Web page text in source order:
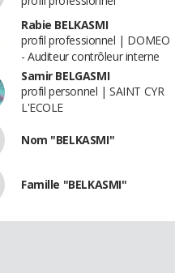
Rabie BELKASMI
profil professionnel | DOMEO
- Auditeur contrôleur interne
Samir BELGASMI
profil personnel | SAINT CYR
L'ECOLE
Nom "BELKASMI"
Famille "BELKASMI"